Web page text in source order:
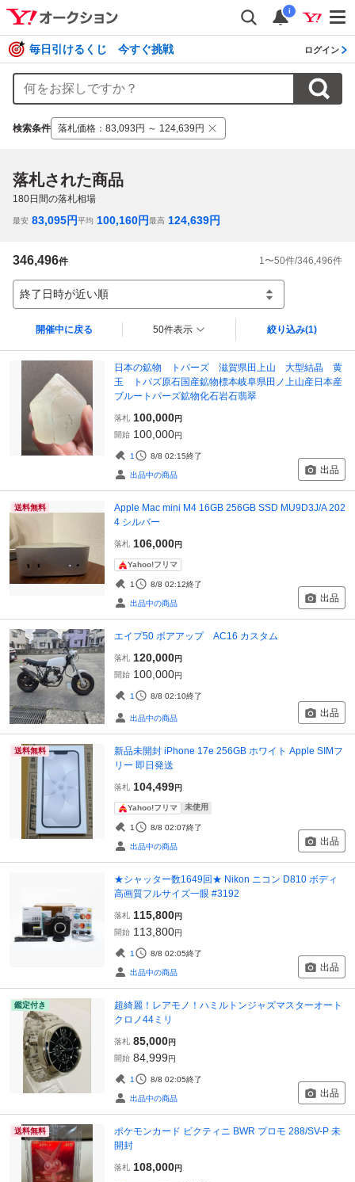
i
毎日引けるくじ 今すぐ挑戦 ログイン
検索条件 落札価格 ： 83,093円 ～ 124,639円
落札された商品
180日間の落札相場
最安 83,095円平均 100,160円最高 124,639円
346,496件 1〜50件/346,496件
終了日時が近い順
開催中に戻る 50件表示 絞り込み(1)
日本の鉱物 トパーズ 滋賀県田上山 大型結晶 黄
玉 トパズ原石国産鉱物標本岐阜県田ノ上山産日本産
ブルートパーズ鉱物化石岩石翡翠
落札 100,000円
開始 100,000円
1 8/8 02:15終了
出品中の商品 出品
送料無料
Apple Mac mini M4 16GB 256GB SSD MU9D3J/A 202
4 シルバー
落札 106,000円
Yahoo!フリマ
1 8/8 02:12終了
出品中の商品 出品
エイプ50 ボアアップ AC16 カスタム
落札 120,000円
開始 100,000円
1 8/8 02:10終了
出品中の商品 出品
送料無料
新品未開封 iPhone 17e 256GB ホワイト Apple SIMフ
リー 即日発送
落札 104,499円
Yahoo!フリマ 未使用
1 8/8 02:07終了
出品中の商品 出品
★シャッター数1649回★ Nikon ニコン D810 ボディ
高画質フルサイズ一眼 #3192
落札 115,800円
開始 113,800円
1 8/8 02:05終了
出品中の商品 出品
鑑定付き
超綺麗！レアモノ！ハミルトンジャズマスターオート
クロノ44ミリ
落札 85,000円
開始 84,999円
1 8/8 02:05終了
出品中の商品 出品
送料無料
ポケモンカード ビクティニ BWR プロモ 288/SV-P 未
開封
落札 108,000円